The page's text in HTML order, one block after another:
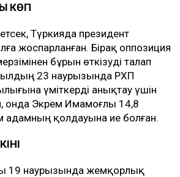
КӨП
Түркияда президент
жоспарланған. Бірақ оппозиция
бұрын өткізуді талап
23 наурызында РХП
үміткерді анықтау үшін
онда Экрем Имамоғлы 14,8
адамның қолдауына ие болған.
19 наурызында жемқорлық